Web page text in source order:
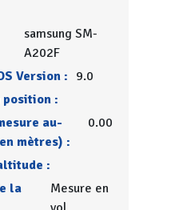
samsung SM-
A202F
Version : 9.0
position :
au-
mètres) :
0.00
:
la
Mesure en